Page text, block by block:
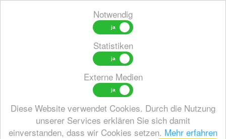
Notwendig
Statistiken
Externe Medien
Diese Website verwendet Cookies. Durch die Nutzung
unserer Services erklären Sie sich damit
einverstanden, dass wir Cookies setzen. Mehr erfahren
zurück Neuvorstellungen - Bemusterungen News